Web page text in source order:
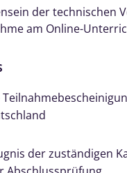
der technischen
am Online-
der zuständigen